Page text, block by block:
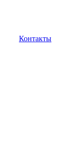
Контакты